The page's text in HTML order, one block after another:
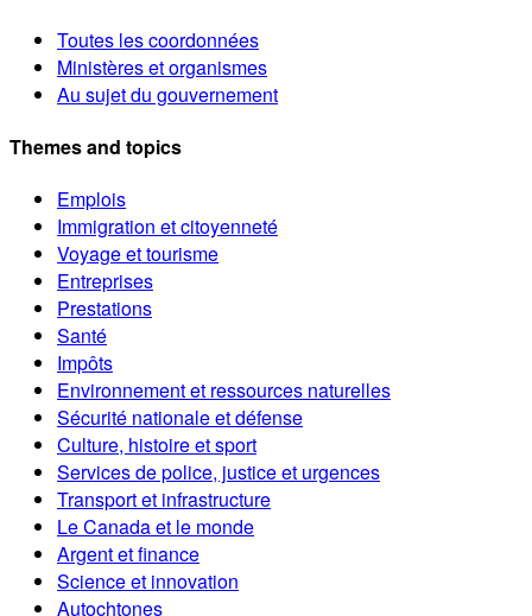
Toutes les coordonnées
Ministères et organismes
Au sujet du gouvernement
Themes and topics
Emplois
Immigration et citoyenneté
Voyage et tourisme
Entreprises
Prestations
Santé
Impôts
Environnement et ressources naturelles
Sécurité nationale et défense
Culture, histoire et sport
Services de police, justice et urgences
Transport et infrastructure
Le Canada et le monde
Argent et finance
Science et innovation
Autochtones